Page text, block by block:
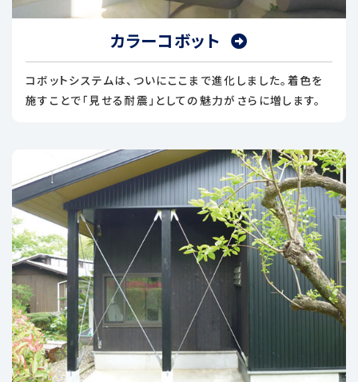
カラーコボット
コボットシステムは、ついにここまで進化しました。着色を
施すことで「見せる耐震」としての魅力がさらに増します。